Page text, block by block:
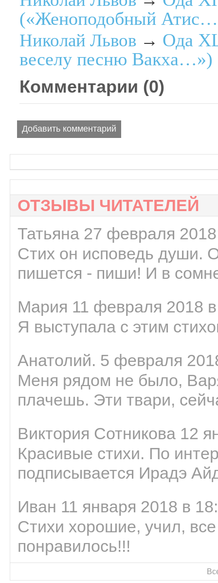
(«Женоподобный
Николай Львов → Ода
веселу песню Вакха…»)
Комментарии (0)
Добавить комментарий
ОТЗЫВЫ ЧИТАТЕЛЕЙ
Татьяна 27 февраля
Стих он исповедь души.
пишется - пиши! И в
Мария 11 февраля 2018
Я выступала с этим
Анатолий. 5 февраля
Меня рядом не было,
плачешь. Эти твари,
Виктория Сотникова 12
Красивые стихи. По
подписывается Ирадэ
Иван 11 января 2018 в
Стихи хорошие, учил,
понравилось!!!